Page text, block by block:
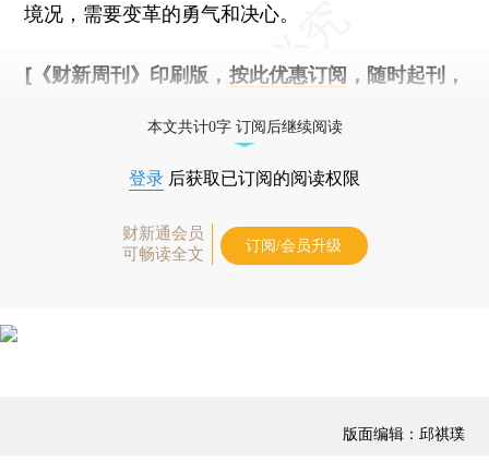
境况，需要变革的勇气和决心。
[《财新周刊》印刷版， 按此优惠订阅 ，随时起刊，
本文共计0字 订阅后继续阅读
登录 后获取已订阅的阅读权限
财新通会员
可畅读全文
订阅/会员升级
版面编辑：邱祺璞